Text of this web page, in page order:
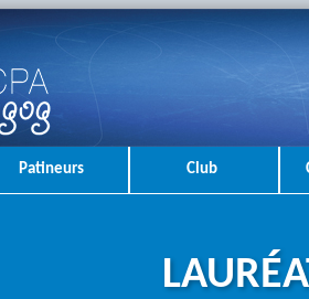
Patineurs Club